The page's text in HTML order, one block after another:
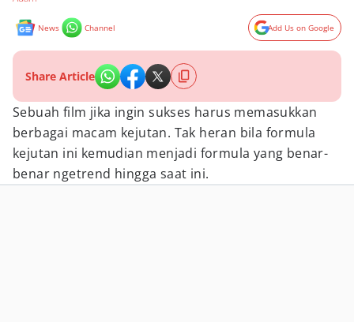
News Channel Add Us on Google
Share Article
Sebuah film jika ingin sukses harus memasukkan
berbagai macam kejutan. Tak heran bila formula
kejutan ini kemudian menjadi formula yang benar-
benar ngetrend hingga saat ini.